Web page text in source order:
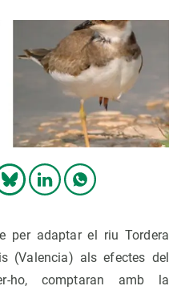
per adaptar el riu Tordera
(Valencia) als efectes del
ho, comptaran amb la